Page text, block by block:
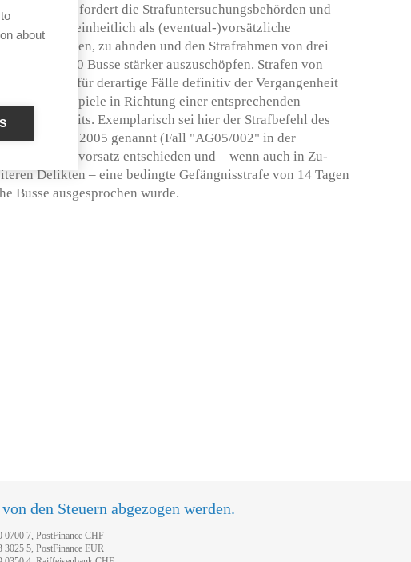
im Recht fordert die Strafuntersuchungsbehörden und
Fälle einheitlich als (eventual-)vorsätzliche
als Vergehen, zu ahnden und den Strafrahmen von drei
CHF 40'000 Busse stärker auszuschöpfen. Strafen von
sollten für derartige Fälle definitiv der Vergangenheit
positive Beispiele in Richtung einer entsprechenden
bereits. Exemplarisch sei hier der Strafbefehl des
13. Januar 2005 genannt (Fall "AG05/002" in der
auf Eventualvorsatz entschieden und – wenn auch in Zu­
Delikten – eine bedingte Gefängnisstrafe von 14 Tagen
Busse ausgesprochen wurde.
den Steuern abgezogen werden.
7, PostFinance CHF
5, PostFinance EUR
about